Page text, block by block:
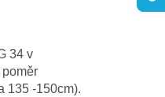
34 v
135 -150cm).